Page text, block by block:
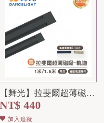
【舞光】拉斐爾超薄磁吸專用軌道 (1米/1.5米)
NT$ 440
加入追蹤